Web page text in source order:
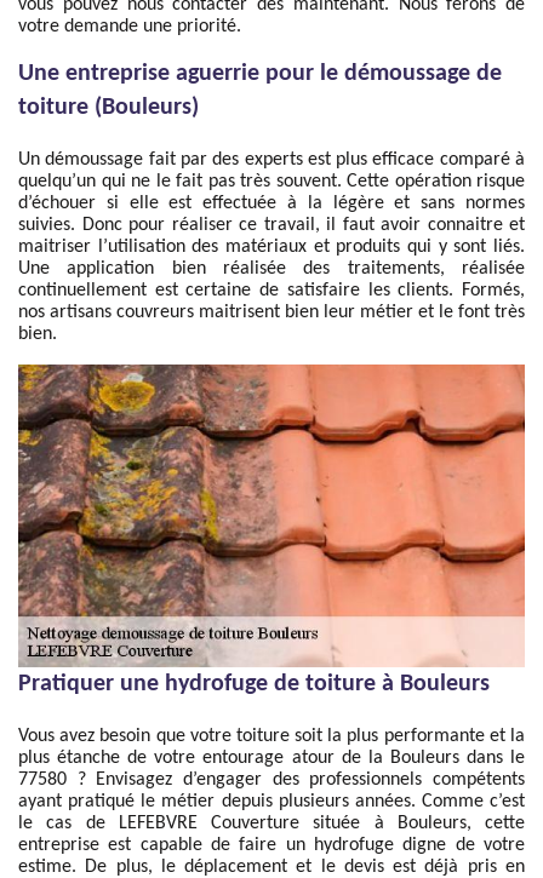
vous pouvez nous contacter dès maintenant. Nous ferons de
votre demande une priorité.
Une entreprise aguerrie pour le démoussage de
toiture (Bouleurs)
Un démoussage fait par des experts est plus efficace comparé à
quelqu’un qui ne le fait pas très souvent. Cette opération risque
d’échouer si elle est effectuée à la légère et sans normes
suivies. Donc pour réaliser ce travail, il faut avoir connaitre et
maitriser l’utilisation des matériaux et produits qui y sont liés.
Une application bien réalisée des traitements, réalisée
continuellement est certaine de satisfaire les clients. Formés,
nos artisans couvreurs maitrisent bien leur métier et le font très
bien.
Pratiquer une hydrofuge de toiture à Bouleurs
Vous avez besoin que votre toiture soit la plus performante et la
plus étanche de votre entourage atour de la Bouleurs dans le
77580 ? Envisagez d’engager des professionnels compétents
ayant pratiqué le métier depuis plusieurs années. Comme c’est
le cas de LEFEBVRE Couverture située à Bouleurs, cette
entreprise est capable de faire un hydrofuge digne de votre
estime. De plus, le déplacement et le devis est déjà pris en